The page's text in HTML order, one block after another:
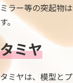
ミラー等の突起物
す。
タミヤ
タミヤは、模型と